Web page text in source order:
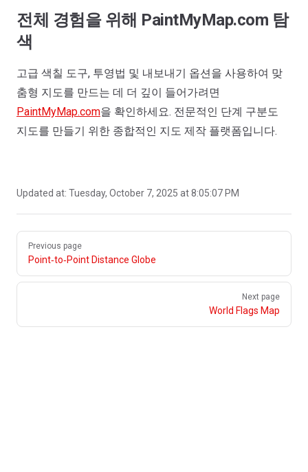
전체 경험을 위해 PaintMyMap.com 탐
색
고급 색칠 도구, 투영법 및 내보내기 옵션을 사용하여 맞
춤형 지도를 만드는 데 더 깊이 들어가려면
PaintMyMap.com을 확인하세요. 전문적인 단계 구분도
지도를 만들기 위한 종합적인 지도 제작 플랫폼입니다.
Updated at: Tuesday, October 7, 2025 at 8:05:07 PM
Pager
Previous page
Point‑to‑Point Distance Globe
Next page
World Flags Map